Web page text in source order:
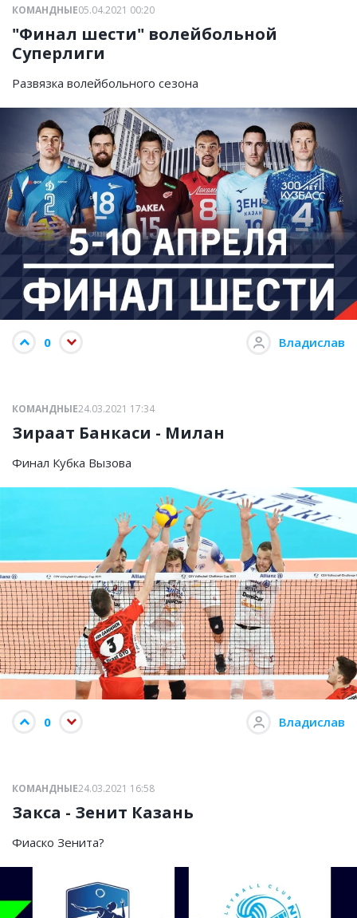
КОМАНДНЫЕ05.04.2021 00:20
"Финал шести" волейбольной
Суперлиги
Развязка волейбольного сезона
0 Владислав
КОМАНДНЫЕ24.03.2021 17:34
Зираат Банкаси - Милан
Финал Кубка Вызова
0 Владислав
КОМАНДНЫЕ24.03.2021 16:58
Закса - Зенит Казань
Фиаско Зенита?